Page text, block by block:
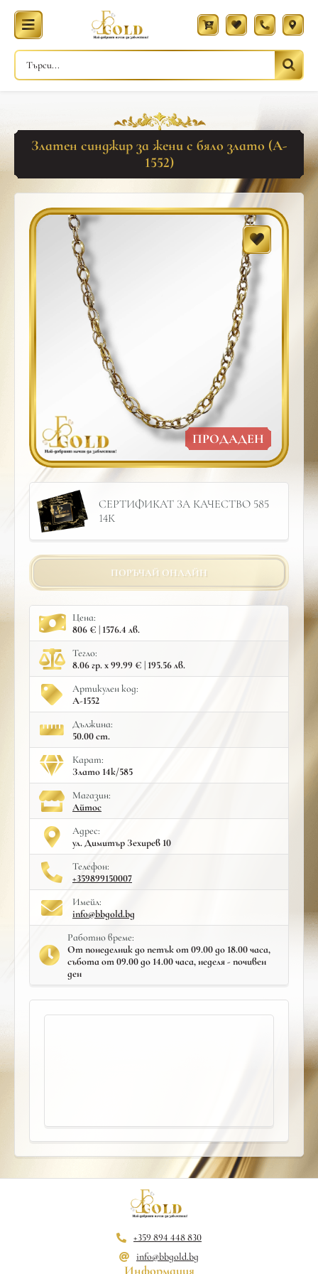
Златен синджир за жени с бяло злато (A-
1552)
ПРОДАДЕН
СЕРТИФИКАТ ЗА КАЧЕСТВО 585
14К
ПОРЪЧАЙ ОНЛАЙН
Цена:
806 € | 1576.4 лв.
Тегло:
8.06 гр. x 99.99 € | 195.56 лв.
Артикулен код:
A-1552
Дължина:
50.00 cm.
Карат:
Злато 14к/585
Mагазин:
Айтос
Адрес:
ул. Димитър Зехирев 10
Телефон:
+359899150007
Имейл:
info@bbgold.bg
Работно време:
От понеделник до петък от 09.00 до 18.00 часа,
събота от 09.00 до 14.00 часа, неделя - почивен
ден
+359 894 448 830
info@bbgold.bg
Информация